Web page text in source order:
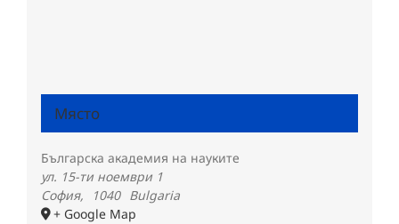
Място
Българска академия на науките
ул. 15-ти ноември 1
София, 1040 Bulgaria
+ Google Map